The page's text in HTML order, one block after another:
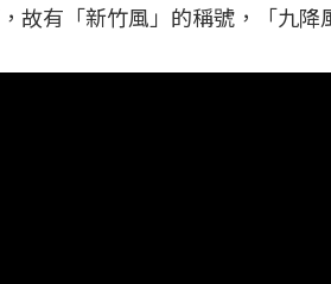
故有「新竹風」的稱號，「九降